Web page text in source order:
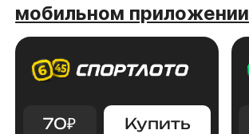
мобильном приложении
70₽ Купить